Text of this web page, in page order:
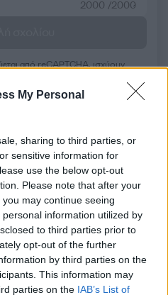
My Personal
sharing to third parties, or
sensitive information for
use the below opt-out
Please note that after your
may continue seeing
information utilized by
to third parties prior to
opt-out of the further
by third parties on the
This information may
parties on the IAB’s List of
2000 /2000
από reCAPTCHA, ισχύουν
Google Newsκαι
την ειδησεογραφία και τα